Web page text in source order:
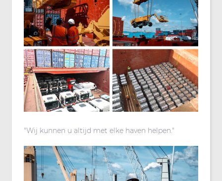
"Wij kunnen u altijd met elke haven helpen."